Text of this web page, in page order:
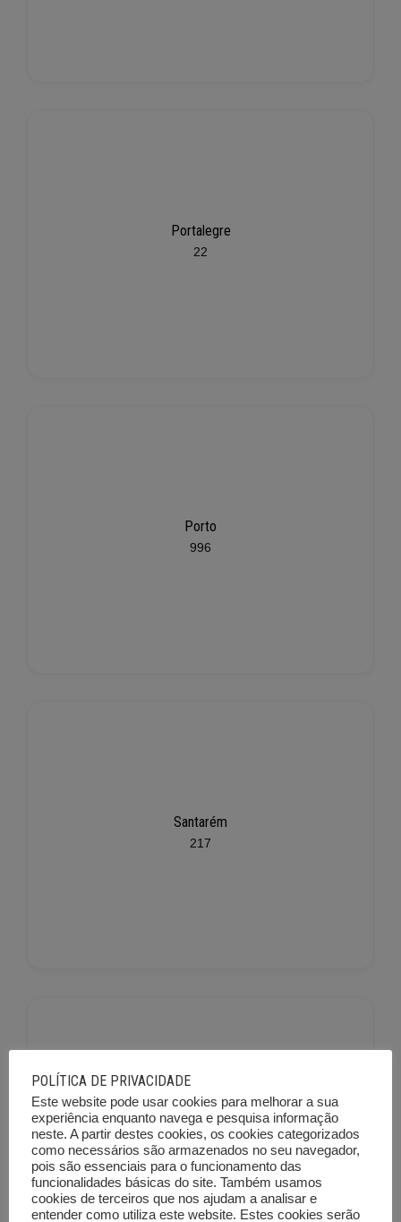
Portalegre
22
Porto
996
Santarém
217
Setúbal
225
POLÍTICA DE PRIVACIDADE
Este website pode usar cookies para melhorar a sua
experiência enquanto navega e pesquisa informação
neste. A partir destes cookies, os cookies categorizados
como necessários são armazenados no seu navegador,
pois são essenciais para o funcionamento das
funcionalidades básicas do site. Também usamos
cookies de terceiros que nos ajudam a analisar e
entender como utiliza este website. Estes cookies serão